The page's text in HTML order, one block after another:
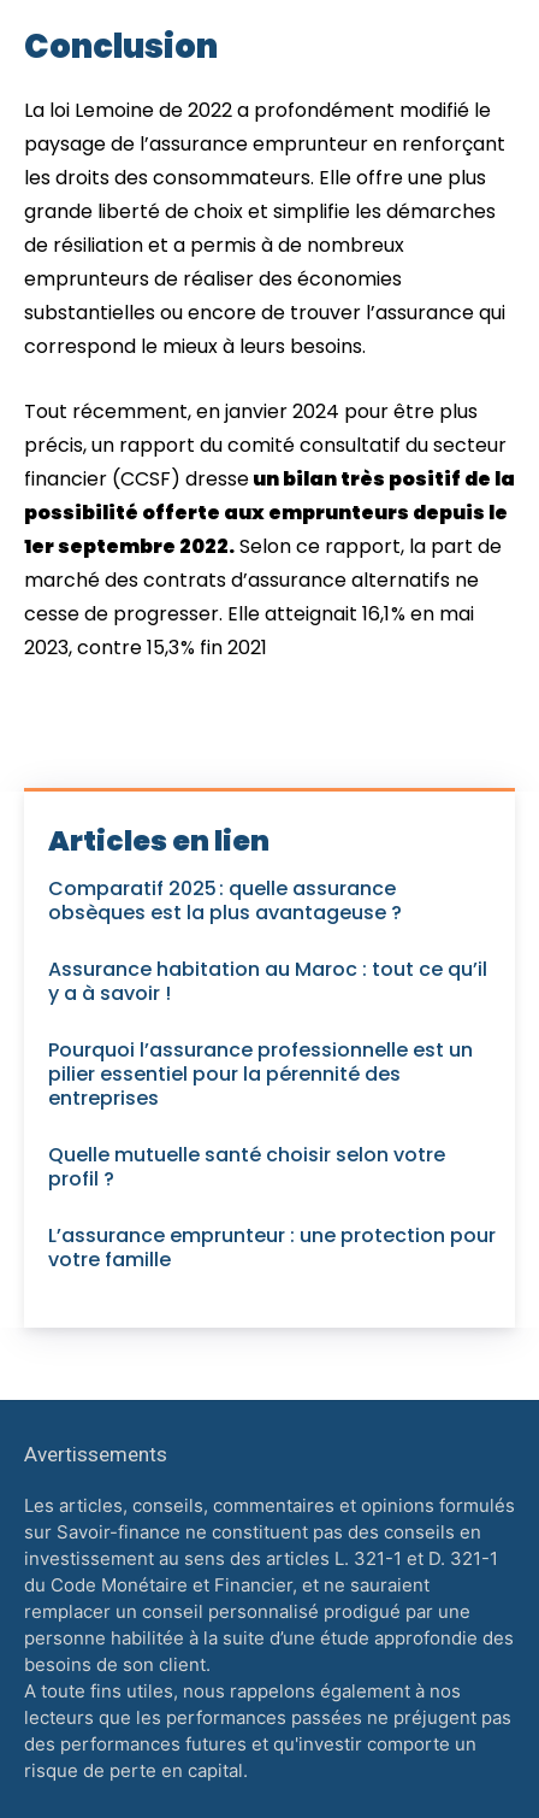
Conclusion
La loi Lemoine de 2022 a profondément modifié le
paysage de l’assurance emprunteur en renforçant
les droits des consommateurs. Elle offre une plus
grande liberté de choix et simplifie les démarches
de résiliation et a permis à de nombreux
emprunteurs de réaliser des économies
substantielles ou encore de trouver l’assurance qui
correspond le mieux à leurs besoins.
Tout récemment, en janvier 2024 pour être plus
précis, un rapport du comité consultatif du secteur
financier (CCSF) dresseun bilan très positif de la
possibilité offerte aux emprunteurs depuis le
1er septembre 2022.Selon ce rapport, la part de
marché des contrats d’assurance alternatifs ne
cesse de progresser. Elle atteignait 16,1 % en mai
2023, contre 15,3 % fin 2021
Articles en lien
Comparatif 2025 : quelle assurance
obsèques est la plus avantageuse ?
Assurance habitation au Maroc : tout ce qu’il
y a à savoir !
Pourquoi l’assurance professionnelle est un
pilier essentiel pour la pérennité des
entreprises
Quelle mutuelle santé choisir selon votre
profil ?
L’assurance emprunteur : une protection pour
votre famille
Avertissements
Les articles, conseils, commentaires et opinions formulés
sur Savoir-finance ne constituent pas des conseils en
investissement au sens des articles L. 321-1 et D. 321-1
du Code Monétaire et Financier, et ne sauraient
remplacer un conseil personnalisé prodigué par une
personne habilitée à la suite d’une étude approfondie des
besoins de son client.
A toute fins utiles, nous rappelons également à nos
lecteurs que les performances passées ne préjugent pas
des performances futures et qu'investir comporte un
risque de perte en capital.